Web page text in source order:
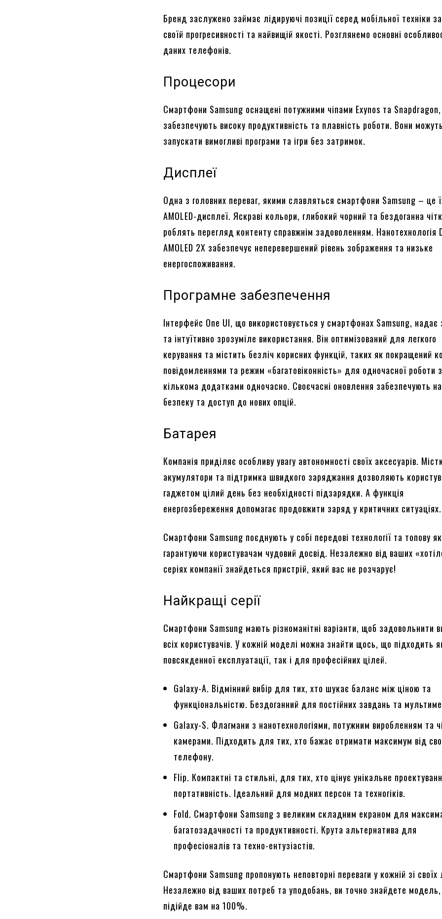
Бренд заслужено займає лідируючі позиції серед мобільної техніки
своїй прогресивності та найвищій якості. Розглянемо основні
даних телефонів.
Процесори
Смартфони Samsung оснащені потужними чіпами Exynos та Snapdragon,
забезпечують високу продуктивність та плавність роботи. Вони можуть
запускати вимогливі програми та ігри без затримок.
Дисплеї
Одна з головних переваг, якими славляться смартфони Samsung – це
AMOLED-дисплеї. Яскраві кольори, глибокий чорний та бездоганна
роблять перегляд контенту справжнім задоволенням. Нанотехнологія
AMOLED 2X забезпечує неперевершений рівень зображення та низьке
енергоспоживання.
Програмне забезпечення
Інтерфейс One UI, що використовується у смартфонах Samsung, надає
та інтуїтивно зрозуміле використання. Він оптимізований для легкого
керування та містить безліч корисних функцій, таких як покращений
повідомленнями та режим «багатовіконність» для одночасної роботи з
кількома додатками одночасно. Своєчасні оновлення забезпечують
безпеку та доступ до нових опцій.
Батарея
Компанія приділяє особливу увагу автономності своїх аксесуарів.
акумулятори та підтримка швидкого заряджання дозволяють
гаджетом цілий день без необхідності підзарядки. А функція
енергозбереження допомагає продовжити заряд у критичних ситуаціях.
Смартфони Samsung поєднують у собі передові технології та топову
гарантуючи користувачам чудовий досвід. Незалежно від ваших
серіях компанії знайдеться пристрій, який вас не розчарує!
Найкращі серії
Смартфони Samsung мають різноманітні варіанти, щоб задовольнити
всіх користувачів. У кожній моделі можна знайти щось, що підходить
повсякденної експлуатації, так і для професійних цілей.
Galaxy-A. Відмінний вибір для тих, хто шукає баланс між ціною та
функціональністю. Бездоганний для постійних завдань та
Galaxy-S. Флагмани з нанотехнологіями, потужним виробленням та
камерами. Підходить для тих, хто бажає отримати максимум від
телефону.
Flip. Компактні та стильні, для тих, хто цінує унікальне
портативність. Ідеальний для модних персон та техногіків.
Fold. Смартфони Samsung з великим складним екраном для
багатозадачності та продуктивності. Крута альтернатива для
професіоналів та техно-ентузіастів.
Смартфони Samsung пропонують неповторні переваги у кожній зі своїх
Незалежно від ваших потреб та уподобань, ви точно знайдете
підійде вам на 100%.